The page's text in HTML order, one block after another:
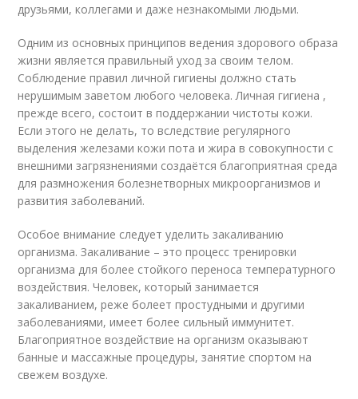
друзьями, коллегами и даже незнакомыми людьми.
Одним из основных принципов ведения здорового образа
жизни является правильный уход за своим телом.
Соблюдение правил личной гигиены должно стать
нерушимым заветом любого человека. Личная гигиена ,
прежде всего, состоит в поддержании чистоты кожи.
Если этого не делать, то вследствие регулярного
выделения железами кожи пота и жира в совокупности с
внешними загрязнениями создаётся благоприятная среда
для размножения болезнетворных микроорганизмов и
развития заболеваний.
Особое внимание следует уделить закаливанию
организма. Закаливание – это процесс тренировки
организма для более стойкого переноса температурного
воздействия. Человек, который занимается
закаливанием, реже болеет простудными и другими
заболеваниями, имеет более сильный иммунитет.
Благоприятное воздействие на организм оказывают
банные и массажные процедуры, занятие спортом на
свежем воздухе.